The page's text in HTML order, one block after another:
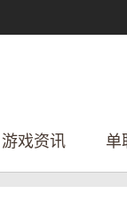
游戏资讯 单